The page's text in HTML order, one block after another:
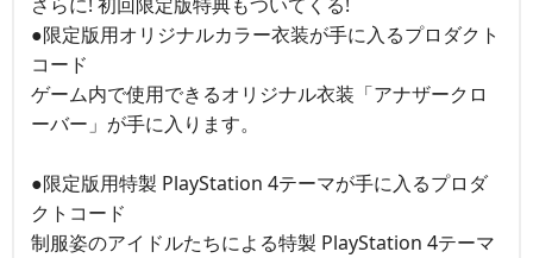
さらに! 初回限定版特典もついてくる!
●限定版用オリジナルカラー衣装が手に入るプロダクト
コード
ゲーム内で使用できるオリジナル衣装「アナザークロ
ーバー」が手に入ります。
●限定版用特製 PlayStation 4テーマが手に入るプロダ
クトコード
制服姿のアイドルたちによる特製 PlayStation 4テーマ